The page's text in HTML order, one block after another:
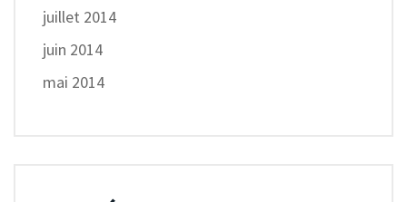
juillet 2014
juin 2014
mai 2014